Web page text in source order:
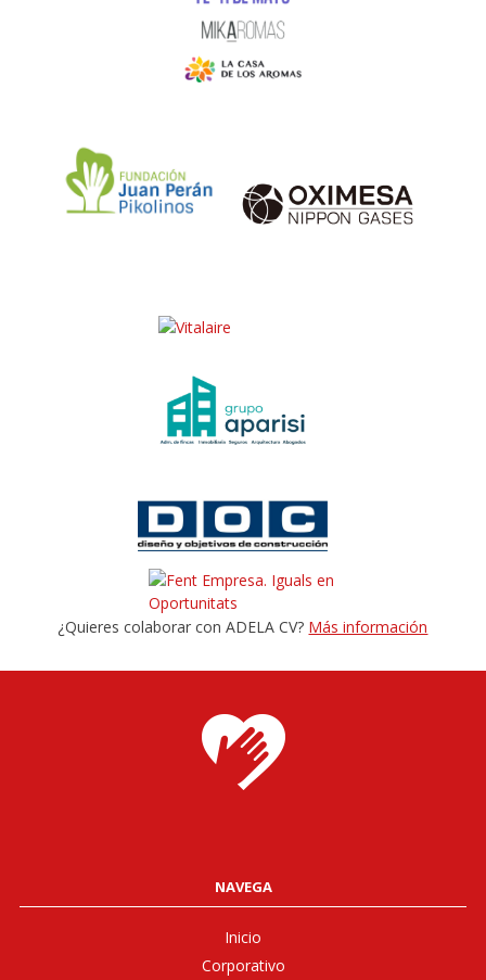
¿Quieres colaborar con ADELA CV? Más información
NAVEGA
Inicio
Corporativo